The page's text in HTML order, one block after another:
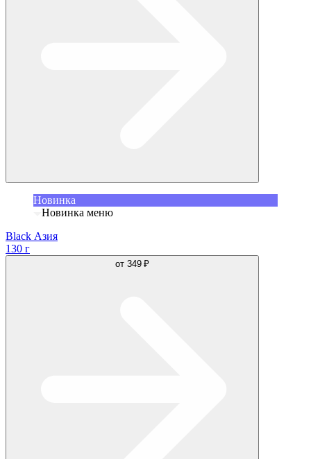
Новинка
Новинка меню
Black Азия
130 г
от 349 ₽